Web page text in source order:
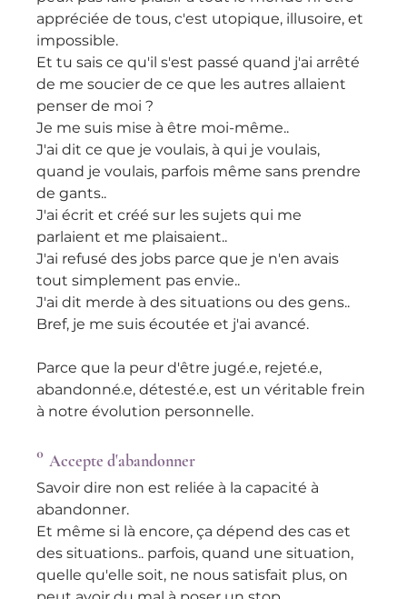
appréciée de tous, c'est utopique, illusoire, et
impossible.
Et tu sais ce qu'il s'est passé quand j'ai arrêté
de me soucier de ce que les autres allaient
penser de moi ?
Je me suis mise à être moi-même..
J'ai dit ce que je voulais, à qui je voulais,
quand je voulais, parfois même sans prendre
de gants..
J'ai écrit et créé sur les sujets qui me
parlaient et me plaisaient..
J'ai refusé des jobs parce que je n'en avais
tout simplement pas envie..
J'ai dit merde à des situations ou des gens..
Bref, je me suis écoutée et j'ai avancé.
Parce que la peur d'être jugé.e, rejeté.e,
abandonné.e, détesté.e, est un véritable frein
à notre évolution personnelle.
° Accepte d'abandonner
Savoir dire non est reliée à la capacité à
abandonner.
Et même si là encore, ça dépend des cas et
des situations.. parfois, quand une situation,
quelle qu'elle soit, ne nous satisfait plus, on